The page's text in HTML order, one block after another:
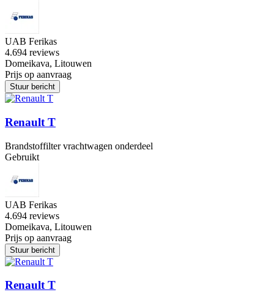
UAB Ferikas
4.694 reviews
Domeikava, Litouwen
Prijs op aanvraag
Stuur bericht
Renault T
Brandstoffilter vrachtwagen onderdeel
Gebruikt
UAB Ferikas
4.694 reviews
Domeikava, Litouwen
Prijs op aanvraag
Stuur bericht
Renault T